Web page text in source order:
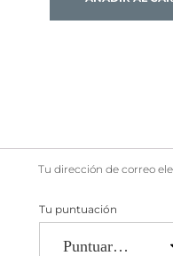
Tu dirección de correo
Tu puntuación